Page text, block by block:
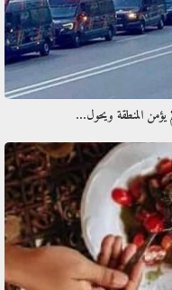
يؤمن المنطقة ويحول…